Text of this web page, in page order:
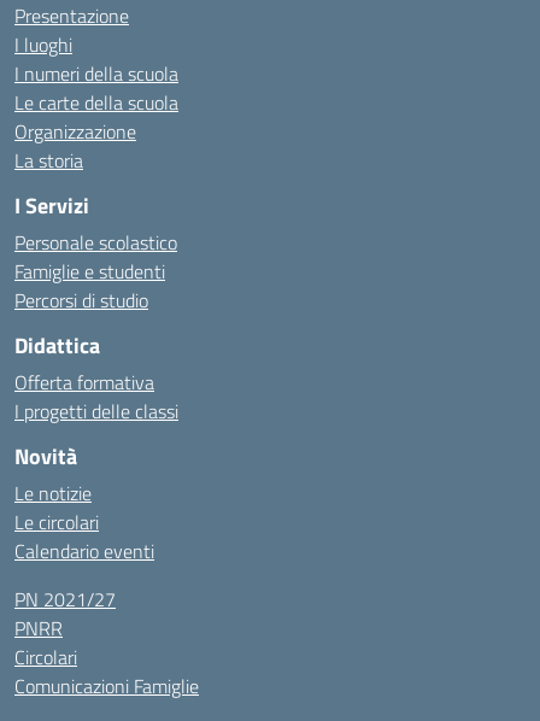
Presentazione
I luoghi
I numeri della scuola
Le carte della scuola
Organizzazione
La storia
I Servizi
Personale scolastico
Famiglie e studenti
Percorsi di studio
Didattica
Offerta formativa
I progetti delle classi
Novità
Le notizie
Le circolari
Calendario eventi
PN 2021/27
PNRR
Circolari
Comunicazioni Famiglie